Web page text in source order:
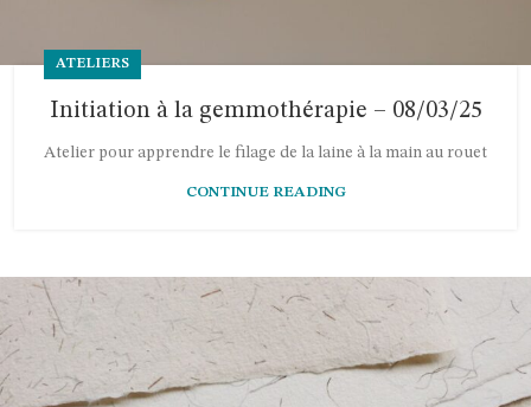
ATELIERS
Initiation à la gemmothérapie – 08/03/25
Atelier pour apprendre le filage de la laine à la main au rouet
CONTINUE READING